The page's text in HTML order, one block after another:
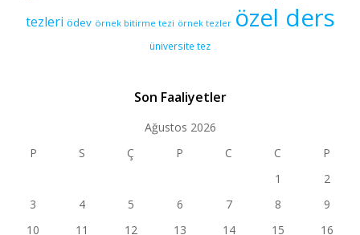
tezleri ödev örnek bitirme tezi örnek tezler özel ders
üniversite tez
Son Faaliyetler
Ağustos 2026
P
S Ç P C C
P
1
2
3
4 5 6 7 8
9
10
11 12 13 14 15
16